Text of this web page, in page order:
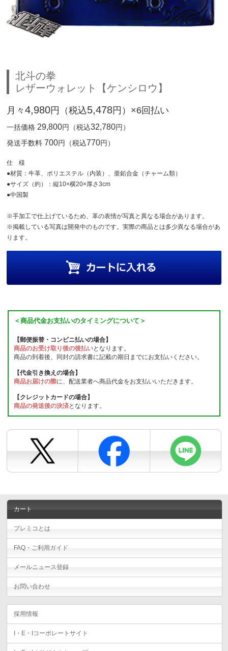
北斗の拳
レザーウォレット【ケンシロウ】
月々4,980円（税込5,478円）×6回払い
一括価格 29,800円（税込32,780円）
発送手数料 700円（税込770円）
仕 様
●材質：牛革、ポリエステル（内装）、亜鉛合金（チャーム類）
●サイズ（約）：縦10×横20×厚さ3cm
●中国製
※手加工で仕上げているため、革の表情が写真と異なる場合があります。
※掲載している写真は開発中のものです。実際の商品とは多少異なる場合があ
ります。
＜商品代金お支払いのタイミングについて＞
【郵便振替・コンビニ払いの場合】
商品のお受け取り後の後払いとなります。
商品の到着後、同封の請求書に記載の期日までにお支払いください。
【代金引き換えの場合】
商品お届けの際に、配送業者へ商品代金をお支払いいただきます。
【クレジットカードの場合】
商品の発送後の決済となります。
カート
プレミコとは
FAQ・ご利用ガイド
メールニュース登録
お問い合わせ
採用情報
I・E・Iコーポレートサイト